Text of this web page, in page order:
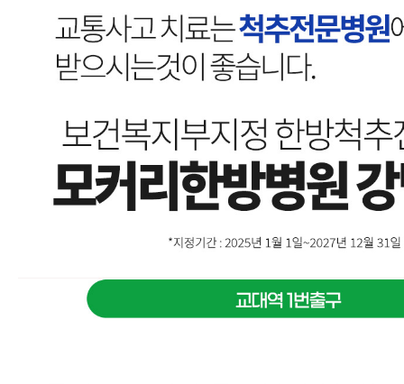
교통사고한의원 한방치료의 장점
교통사고병원에서 알려주는 교통사
교통사고 한방치료 (교통사고치료)
교통사고후병원 잘 고르는 법 7가지
자동차사고병원 잘 고르는 법 8가지